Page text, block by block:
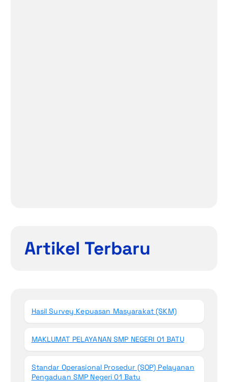
Artikel Terbaru
Hasil Survey Kepuasan Masyarakat (SKM)
MAKLUMAT PELAYANAN SMP NEGERI 01 BATU
Standar Operasional Prosedur (SOP) Pelayanan
Pengaduan SMP Negeri 01 Batu